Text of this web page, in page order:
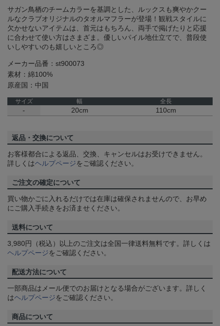
サガン鳥栖のチームカラーを基調とした、ルックスも爽やかクー
ルなクラブオリジナルのタオルマフラーが登場！観戦スタイルに
欠かせないアイテムは、首元はもちろん、両手で掲げたりと応援
に合わせて使い方はさまざま。優しいパイル地仕立てで、普段使
いしやすいのも嬉しいところ◎
メーカー品番：st900073
素材：綿100%
原産国：中国
サイズ 幅 全長
- 20cm 110cm
返品・交換について
お客様都合による返品、交換、キャンセルはお受けできません。
詳しくはヘルプページをご確認ください。
ご注文の確定について
買い物かごに入れるだけでは在庫は確保されませんので、お早め
にご購入手続きをお済ませください。
送料について
3,980円（税込）以上のご注文は全国一律送料無料です。詳しくは
ヘルプページをご確認ください。
配送方法について
一部商品はメール便でのお届けとなる場合がございます。詳しく
はヘルプページをご確認ください。
商品について